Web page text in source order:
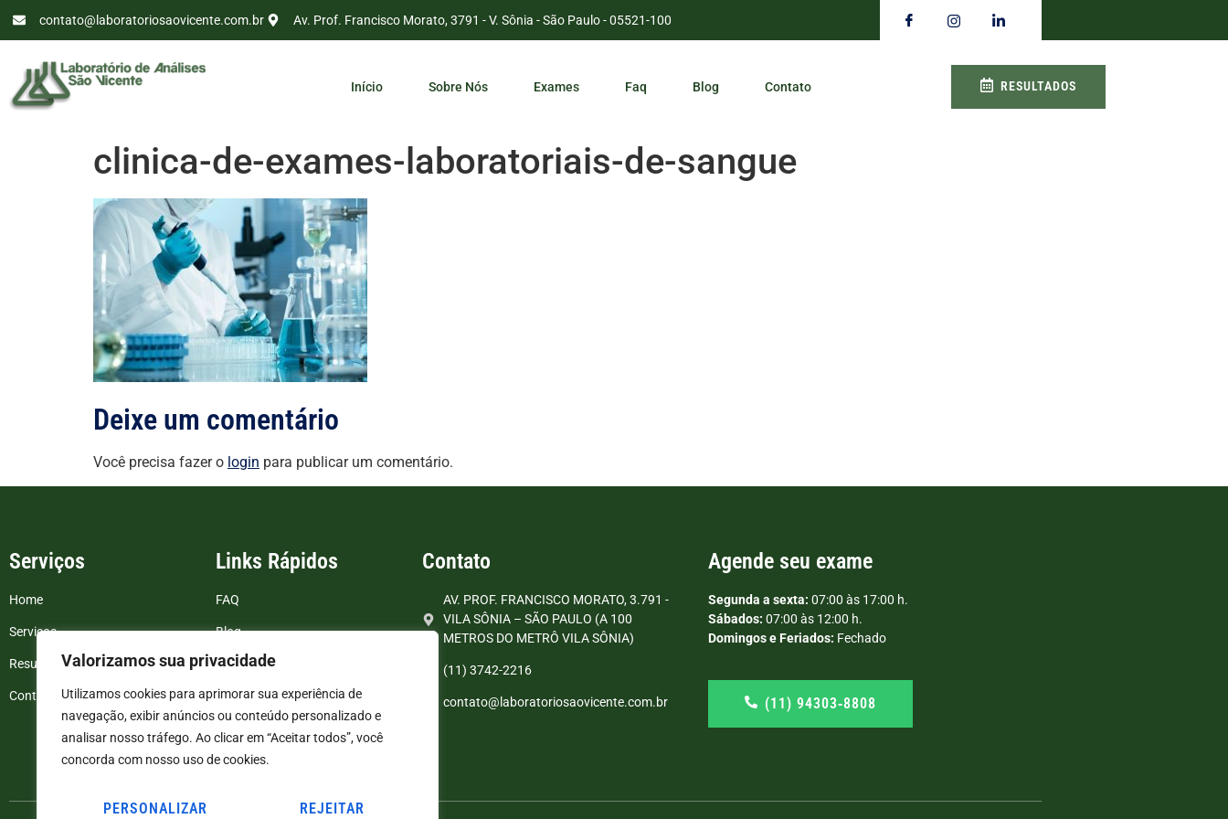
Valorizamos sua privacidade
Utilizamos cookies para aprimorar sua experiência de
navegação, exibir anúncios ou conteúdo personalizado e
analisar nosso tráfego. Ao clicar em “Aceitar todos”, você
concorda com nosso uso de cookies.
PERSONALIZAR REJEITAR
contato@laboratoriosaovicente.com.br Av. Prof. Francisco Morato, 3791 - V. Sônia - São Paulo - 05521-100
Início Sobre Nós Exames Faq Blog Contato RESULTADOS
clinica-de-exames-laboratoriais-de-sangue
Deixe um comentário
Você precisa fazer o login para publicar um comentário.
Serviços
Home
Serviços
Resultados de exames
Contato
Links Rápidos
FAQ
Blog
Politica de Privacidade
Termos e Condições
Contato
AV. PROF. FRANCISCO MORATO, 3.791 -
VILA SÔNIA – SÃO PAULO (A 100
METROS DO METRÔ VILA SÔNIA)
(11) 3742-2216
contato@laboratoriosaovicente.com.br
Agende seu exame
Segunda a sexta: 07:00 às 17:00 h.
Sábados: 07:00 às 12:00 h.
Domingos e Feriados: Fechado
(11) 94303‑8808